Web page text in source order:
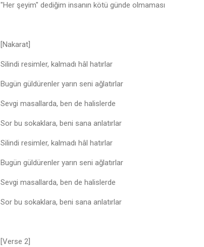
"Her şeyim" dediğim insanın kötü günde olmaması
[Nakarat]
Silindi resimler, kalmadı hâl hatırlar
Bugün güldürenler yarın seni ağlatırlar
Sevgi masallarda, ben de halislerde
Sor bu sokaklara, beni sana anlatırlar
Silindi resimler, kalmadı hâl hatırlar
Bugün güldürenler yarın seni ağlatırlar
Sevgi masallarda, ben de halislerde
Sor bu sokaklara, beni sana anlatırlar
[Verse 2]